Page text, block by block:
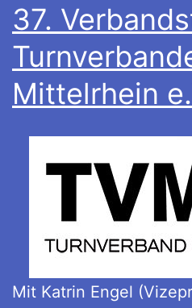
37.
Mittelrhein
Mit Katrin Engel